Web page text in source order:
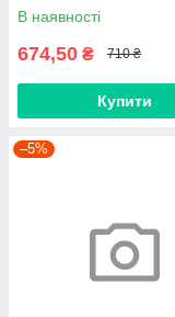
В наявності
674,50 ₴ 710 ₴
Купити
–5%